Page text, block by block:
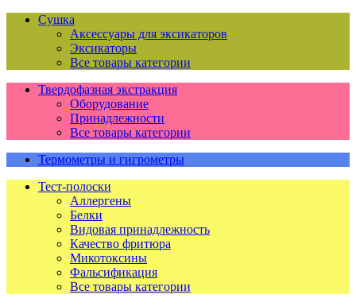
Сушка
Аксессуары для эксикаторов
Эксикаторы
Все товары категории
Твердофазная экстракция
Оборудование
Принадлежности
Все товары категории
Термометры и гигрометры
Тест-полоски
Аллергены
Белки
Видовая принадлежность
Качество фритюра
Микотоксины
Фальсификация
Все товары категории